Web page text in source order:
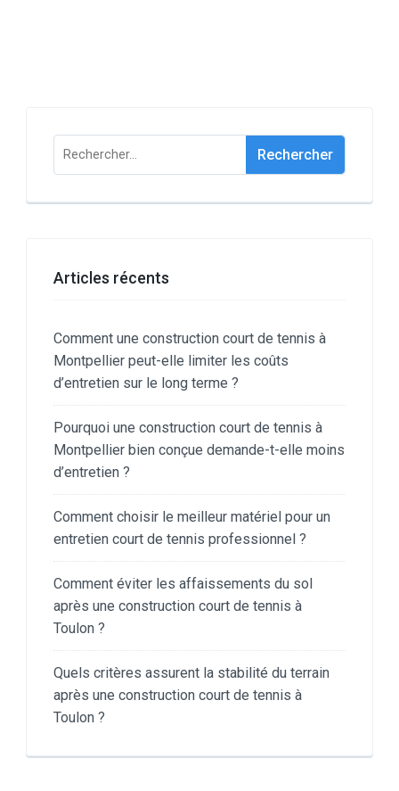
Rechercher :
Articles récents
Comment une construction court de tennis à
Montpellier peut-elle limiter les coûts
d’entretien sur le long terme ?
Pourquoi une construction court de tennis à
Montpellier bien conçue demande-t-elle moins
d’entretien ?
Comment choisir le meilleur matériel pour un
entretien court de tennis professionnel ?
Comment éviter les affaissements du sol
après une construction court de tennis à
Toulon ?
Quels critères assurent la stabilité du terrain
après une construction court de tennis à
Toulon ?